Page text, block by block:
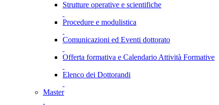
Strutture operative e scientifiche
Procedure e modulistica
Comunicazioni ed Eventi dottorato
Offerta formativa e Calendario Attività Formative
Elenco dei Dottorandi
Master